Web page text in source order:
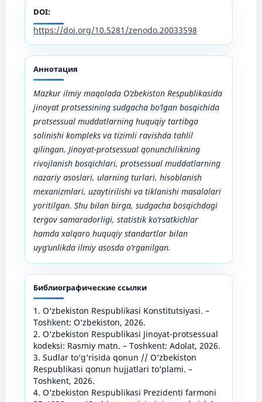
DOI:
https://doi.org/10.5281/zenodo.20033598
Аннотация
Mazkur ilmiy maqolada O‘zbekiston Respublikasida
jinoyat protsessining sudgacha bo‘lgan bosqichida
protsessual muddatlarning huquqiy tartibga
solinishi kompleks va tizimli ravishda tahlil
qilingan. Jinoyat-protsessual qonunchilikning
rivojlanish bosqichlari, protsessual muddatlarning
nazariy asoslari, ularning turlari, hisoblanish
mexanizmlari, uzaytirilishi va tiklanishi masalalari
yoritilgan. Shu bilan birga, sudgacha bosqichdagi
tergov samaradorligi, statistik ko‘rsatkichlar
hamda xalqaro huquqiy standartlar bilan
uyg‘unlikda ilmiy asosda o‘rganilgan.
Библиографические ссылки
1. O‘zbekiston Respublikasi Konstitutsiyasi. –
Toshkent: O‘zbekiston, 2026.
2. O‘zbekiston Respublikasi Jinoyat-protsessual
kodeksi: Rasmiy matn. – Toshkent: Adolat, 2026.
3. Sudlar to‘g‘risida qonun // O‘zbekiston
Respublikasi qonun hujjatlari to‘plami. –
Toshkent, 2026.
4. O‘zbekiston Respublikasi Prezidenti farmoni